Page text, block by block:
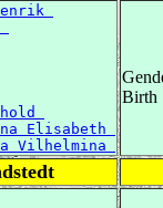
Elisabeth
Vilhelmina
Birth